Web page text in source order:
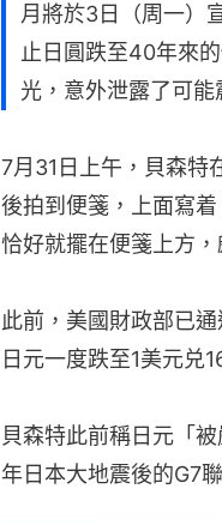
月將於3日（周一）
止日圓跌至40年來
光，意外泄露了可能
7月31日上午，貝森特
後拍到便箋，上面寫
恰好就擺在便箋上方
此前，美國財政部已
日元一度跌至1美元兑
貝森特此前稱日元「
年日本大地震後的G7